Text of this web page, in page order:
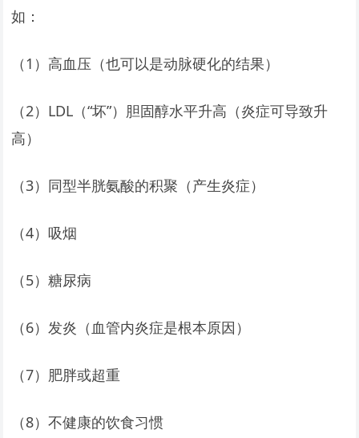
如：
（1）高血压（也可以是动脉硬化的结果）
（2）LDL（“坏”）胆固醇水平升高（炎症可导致升
高）
（3）同型半胱氨酸的积聚（产生炎症）
（4）吸烟
（5）糖尿病
（6）发炎（血管内炎症是根本原因）
（7）肥胖或超重
（8）不健康的饮食习惯